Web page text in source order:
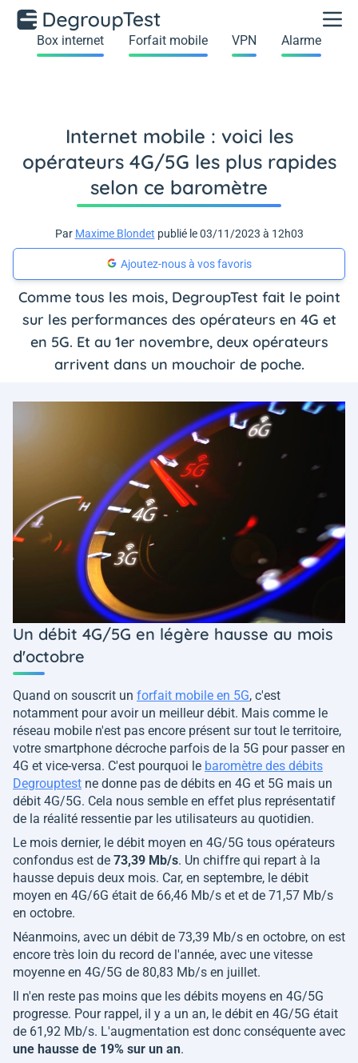
Box internet Forfait mobile VPN Alarme
Internet mobile : voici les
opérateurs 4G/5G les plus rapides
selon ce baromètre
Par Maxime Blondet publié le 03/11/2023 à 12h03
Ajoutez-nous à vos favoris
Comme tous les mois, DegroupTest fait le point
sur les performances des opérateurs en 4G et
en 5G. Et au 1er novembre, deux opérateurs
arrivent dans un mouchoir de poche.
Un débit 4G/5G en légère hausse au mois
d'octobre
Quand on souscrit un forfait mobile en 5G, c'est
notamment pour avoir un meilleur débit. Mais comme le
réseau mobile n'est pas encore présent sur tout le territoire,
votre smartphone décroche parfois de la 5G pour passer en
4G et vice-versa. C'est pourquoi le baromètre des débits
Degrouptest ne donne pas de débits en 4G et 5G mais un
débit 4G/5G. Cela nous semble en effet plus représentatif
de la réalité ressentie par les utilisateurs au quotidien.
Le mois dernier, le débit moyen en 4G/5G tous opérateurs
confondus est de 73,39 Mb/s. Un chiffre qui repart à la
hausse depuis deux mois. Car, en septembre, le débit
moyen en 4G/6G était de 66,46 Mb/s et et de 71,57 Mb/s
en octobre.
Néanmoins, avec un débit de 73,39 Mb/s en octobre, on est
encore très loin du record de l'année, avec une vitesse
moyenne en 4G/5G de 80,83 Mb/s en juillet.
Il n'en reste pas moins que les débits moyens en 4G/5G
progresse. Pour rappel, il y a un an, le débit en 4G/5G était
de 61,92 Mb/s. L'augmentation est donc conséquente avec
une hausse de 19% sur un an.